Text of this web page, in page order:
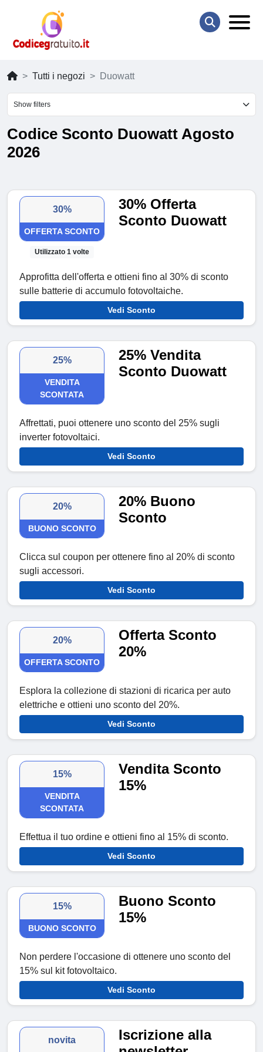
Tutti i negozi Duowatt
Show filters
Codice Sconto Duowatt Agosto
2026
30%
OFFERTA SCONTO
Utilizzato 1 volte
30% Offerta
Sconto Duowatt
Approfitta dell'offerta e ottieni fino al 30% di sconto
sulle batterie di accumulo fotovoltaiche.
Vedi Sconto
25%
VENDITA
SCONTATA
25% Vendita
Sconto Duowatt
Affrettati, puoi ottenere uno sconto del 25% sugli
inverter fotovoltaici.
Vedi Sconto
20%
BUONO SCONTO
20% Buono
Sconto
Clicca sul coupon per ottenere fino al 20% di sconto
sugli accessori.
Vedi Sconto
20%
OFFERTA SCONTO
Offerta Sconto
20%
Esplora la collezione di stazioni di ricarica per auto
elettriche e ottieni uno sconto del 20%.
Vedi Sconto
15%
VENDITA
SCONTATA
Vendita Sconto
15%
Effettua il tuo ordine e ottieni fino al 15% di sconto.
Vedi Sconto
15%
BUONO SCONTO
Buono Sconto
15%
Non perdere l'occasione di ottenere uno sconto del
15% sul kit fotovoltaico.
Vedi Sconto
novita
Iscrizione alla